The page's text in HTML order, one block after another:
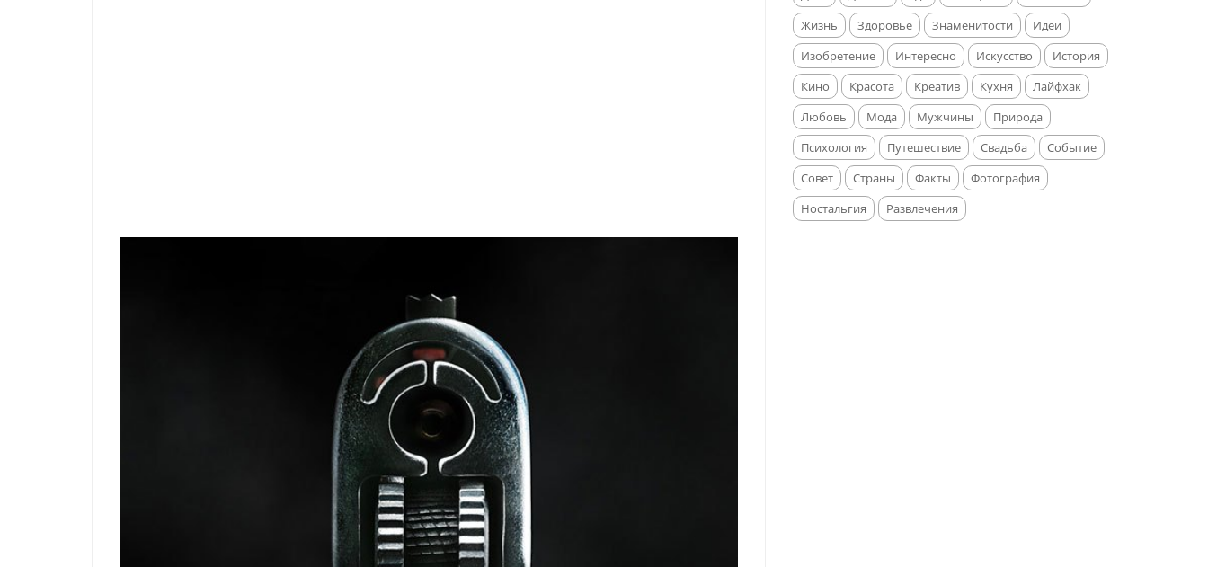
Жизнь
Здоровье Знаменитости
Идеи
Изобретение
Интересно Искусство
История
Кино
Красота Креатив Кухня
Лайфхак
Любовь
Мода Мужчины
Природа
Психология
Путешествие Свадьба
Событие
Совет
Страны Факты
Фотография
Ностальгия
Развлечения